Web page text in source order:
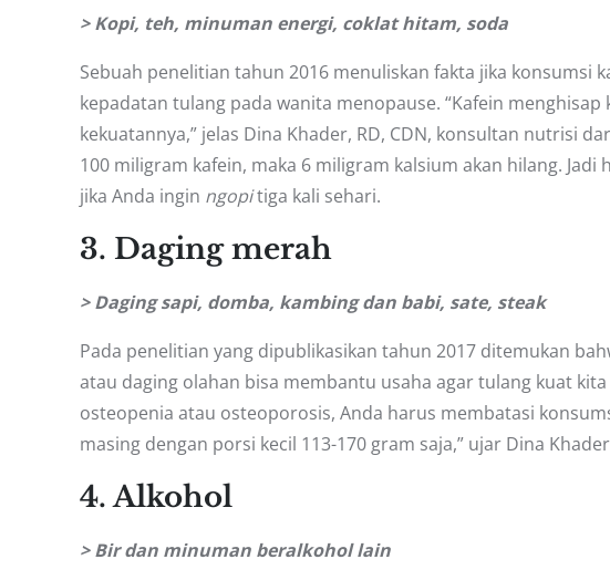
> Kopi, teh, minuman energi, coklat hitam, soda
Sebuah penelitian tahun 2016 menuliskan fakta jika konsumsi
kepadatan tulang pada wanita menopause. “Kafein
kekuatannya,” jelas Dina Khader, RD, CDN, konsultan nutrisi
100 miligram kafein, maka 6 miligram kalsium akan hilang.
jika Anda ingin ngopitiga kali sehari.
3. Daging merah
> Daging sapi, domba, kambing dan babi, sate, steak
Pada penelitian yang dipublikasikan tahun 2017 ditemukan
atau daging olahan bisa membantu usaha agar tulang kuat
osteopenia atau osteoporosis, Anda harus membatasi
masing dengan porsi kecil 113-170 gram saja,” ujar Dina
4. Alkohol
> Bir dan minuman beralkohol lain